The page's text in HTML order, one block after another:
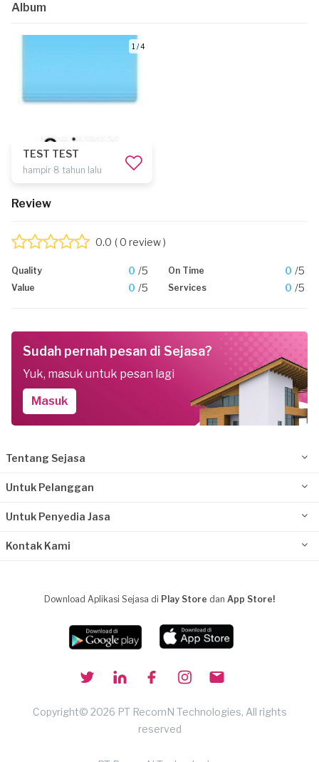
Album
1 / 4
TEST TEST
hampir 8 tahun lalu
Review
0.0 ( 0 review )
Quality 0 /5 On Time 0 /5
Value 0 /5 Services 0 /5
Sudah pernah pesan di Sejasa?
Yuk, masuk untuk pesan lagi
Masuk
Tentang Sejasa
Untuk Pelanggan
Untuk Penyedia Jasa
Kontak Kami
Download Aplikasi Sejasa di Play Store dan App Store!
Copyright© 2026 PT RecomN Technologies, All rights
reserved